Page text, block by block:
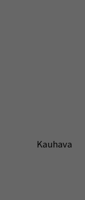
Kauhava